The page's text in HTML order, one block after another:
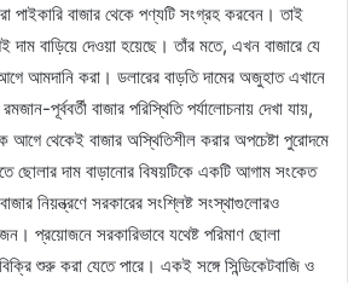
পাইকারি বাজার থেকে পণ্যটি সংগ্রহ করবেন। তাই
বাড়িয়ে দেওয়া হয়েছে। তাঁর মতে, এখন বাজারে যে
আমদানি করা। ডলারের বাড়তি দামের অজুহাত এখানে
পূর্ববর্তী বাজার পরিস্থিতি পর্যালোচনায় দেখা যায়,
আগে থেকেই বাজার অস্থিতিশীল করার অপচেষ্টা পুরোদমে
ছোলার দাম বাড়ানোর বিষয়টিকে একটি আগাম সংকেত
নিয়ন্ত্রণে সরকারের সংশ্লিষ্ট সংস্থাগুলোরও
প্রয়োজনে সরকারিভাবে যথেষ্ট পরিমাণ ছোলা
শুরু করা যেতে পারে। একই সঙ্গে সিন্ডিকেটবাজি ও